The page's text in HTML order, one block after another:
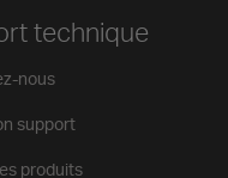
technique
nous
support
produits